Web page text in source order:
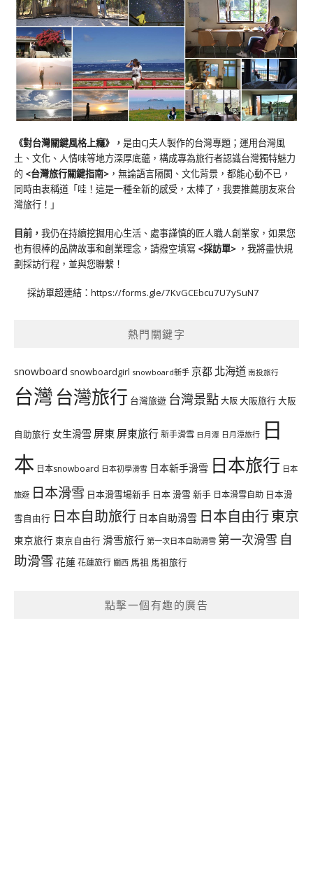
《對台灣關鍵風格上癮》 ， 是由CJ夫人製作的台灣專題；運用台灣風
土、文化、人情味等地方深厚底蘊，構成專為旅行者認識台灣獨特魅力
的 <台灣旅行關鍵指南> ，無論語言隔閡、文化背景，都能心動不已，
同時由衷稱道「哇！這是一種全新的感受，太棒了，我要推薦朋友來台
灣旅行！」
目前， 我仍在持續挖掘用心生活、處事謹慎的匠人職人創業家，如果您
也有很棒的品牌故事和創業理念，請撥空填寫 <採訪單> ，我將盡快規
劃採訪行程，並與您聯繫！
採訪單超連結： https://forms.gle/7KvGCEbcu7U7ySuN7
熱門關鍵字
snowboard snowboardgirl snowboard新手 京都 北海道 南投旅行
台灣台灣旅行 台灣旅遊 台灣景點大阪大阪旅行大阪
自助旅行 女生滑雪 屏東 屏東旅行新手滑雪 日月潭 日月潭旅行 日
本 日本snowboard 日本初學滑雪 日本新手滑雪 日本旅行 日本
旅遊 日本滑雪 日本滑雪場新手 日本 滑雪 新手 日本滑雪自助 日本滑
雪自由行 日本自助旅行 日本自助滑雪 日本自由行東京
東京旅行 東京自由行 滑雪旅行 第一次日本自助滑雪 第一次滑雪 自
助滑雪 花蓮花蓮旅行 關西 馬祖 馬祖旅行
點擊一個有趣的廣告